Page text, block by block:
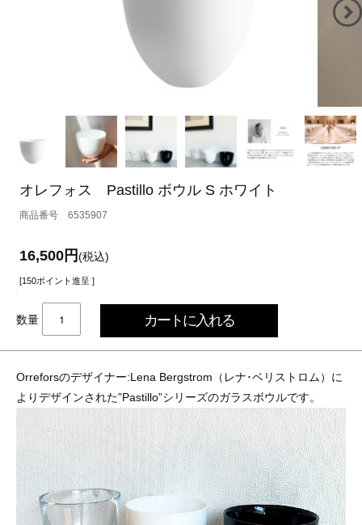
オレフォス Pastillo ボウル S ホワイト
6535907
16,500円(税込)
[150ポイント進呈 ]
数量
Orreforsのデザイナー:Lena Bergstrom（レナ･ベリストロム）に
よりデザインされた”Pastillo”シリーズのガラスボウルです。